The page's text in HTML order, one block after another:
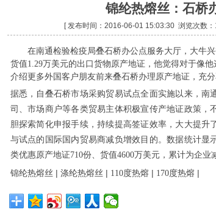
锦纶热熔丝：石桥
[ 发布时间：2016-06-01 15:03:30 浏览次数
在南通检验检疫局叠石桥办公点服务大厅，大牛
货值1.29万美元的出口货物原产地证，他觉得对于像
介绍更多外国客户朋友前来叠石桥办理原产地证，充
据悉，自叠石桥市场采购贸易试点全面实施以来，
司、市场商户等各类贸易主体积极宣传产地证政策
胆探索简化申报手续，持续提高签证效率，大大提
与试点的国际国内贸易商减负增效目的。数据统计
类优惠原产地证710份、货值4600万美元，累计为企业
锦纶热熔丝 | 涤纶热熔丝 | 110度热熔 | 170度热熔 |